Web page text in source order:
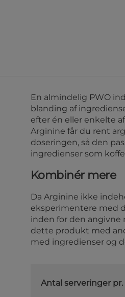
En almindelig PWO
blanding af
efter én eller enkelte
Arginine får du rent
doseringen, så den
ingredienser som
Kombinér mere
Da Arginine ikke
eksperimentere med
inden for den angivne
dette produkt med
med ingredienser og
Antal serveringer pr.